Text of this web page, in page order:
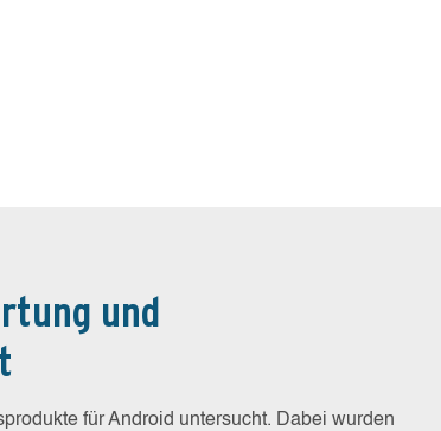
und
für Android untersucht. Dabei wurden